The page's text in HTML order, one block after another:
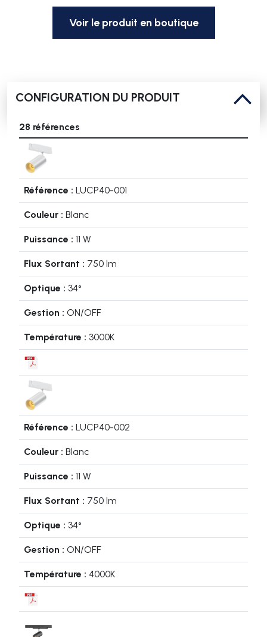
Voir le produit en boutique
CONFIGURATION DU PRODUIT
28 références
LUCP40-001
Blanc
11 W
750 lm
34°
ON/OFF
3000K
LUCP40-002
Blanc
11 W
750 lm
34°
ON/OFF
4000K